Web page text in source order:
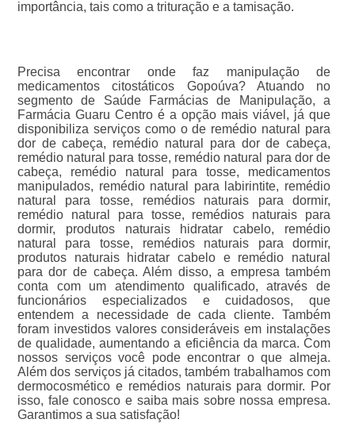
importância, tais como a trituração e a tamisação.
Precisa encontrar onde faz manipulação de
medicamentos citostáticos Gopoúva? Atuando no
segmento de Saúde Farmácias de Manipulação, a
Farmácia Guaru Centro é a opção mais viável, já que
disponibiliza serviços como o de remédio natural para
dor de cabeça, remédio natural para dor de cabeça,
remédio natural para tosse, remédio natural para dor de
cabeça, remédio natural para tosse, medicamentos
manipulados, remédio natural para labirintite, remédio
natural para tosse, remédios naturais para dormir,
remédio natural para tosse, remédios naturais para
dormir, produtos naturais hidratar cabelo, remédio
natural para tosse, remédios naturais para dormir,
produtos naturais hidratar cabelo e remédio natural
para dor de cabeça. Além disso, a empresa também
conta com um atendimento qualificado, através de
funcionários especializados e cuidadosos, que
entendem a necessidade de cada cliente. Também
foram investidos valores consideráveis em instalações
de qualidade, aumentando a eficiência da marca. Com
nossos serviços você pode encontrar o que almeja.
Além dos serviços já citados, também trabalhamos com
dermocosmético e remédios naturais para dormir. Por
isso, fale conosco e saiba mais sobre nossa empresa.
Garantimos a sua satisfação!